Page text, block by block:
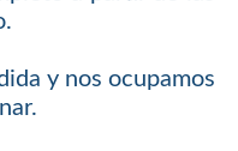
y nos ocupamos